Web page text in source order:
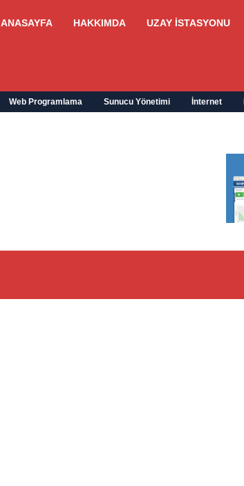
ANASAYFA HAKKIMDA UZAY İSTASYONU
Web Programlama Sunucu Yönetimi İnternet